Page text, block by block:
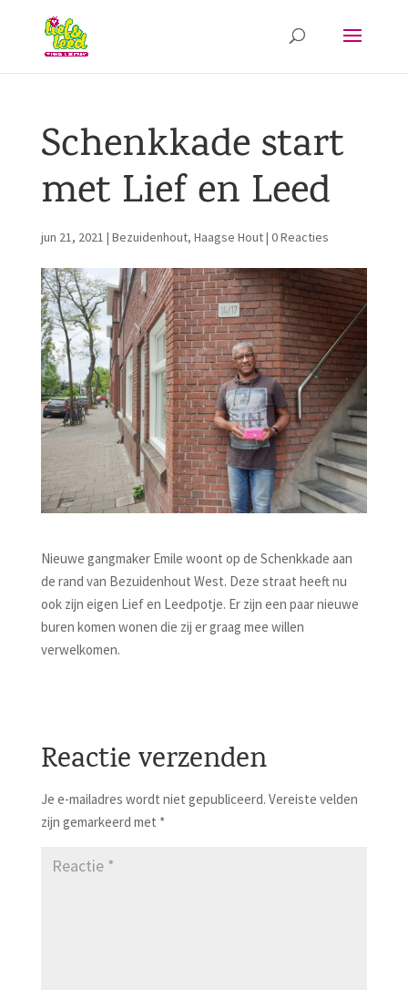
Schenkkade start
met Lief en Leed
jun 21, 2021 | Bezuidenhout, Haagse Hout| 0 Reacties
Nieuwe gangmaker Emile woont op de Schenkkade aan
de rand van Bezuidenhout West. Deze straat heeft nu
ook zijn eigen Lief en Leedpotje. Er zijn een paar nieuwe
buren komen wonen die zij er graag mee willen
verwelkomen.
Reactie verzenden
Je e-mailadres wordt niet gepubliceerd. Vereiste velden
zijn gemarkeerd met *